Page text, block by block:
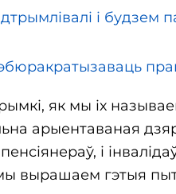
і будзем
як мы іх
арыентаваная
і
вырашаем гэтыя